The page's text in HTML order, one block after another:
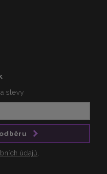
slevy
údajů